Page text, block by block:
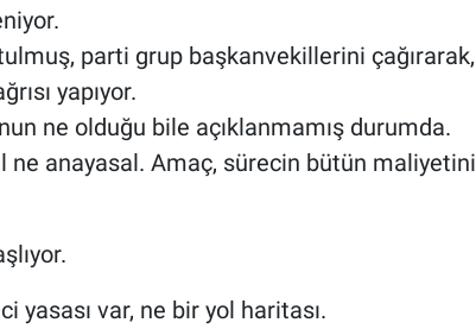
parti grup başkanvekillerini çağırarak,
yapıyor.
ne olduğu bile açıklanmamış durumda.
ne anayasal. Amaç, sürecin bütün maliyetini
yasası var, ne bir yol haritası.